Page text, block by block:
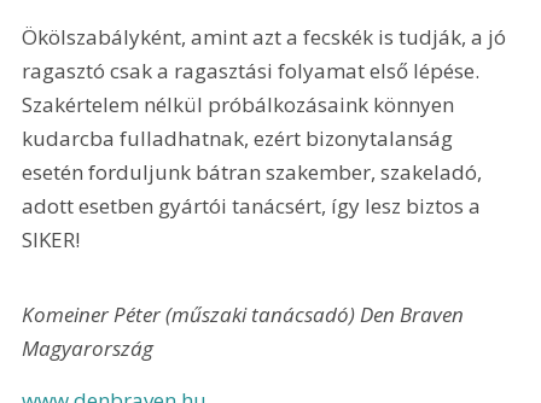
Ökölszabályként, amint azt a fecskék is tudják, a jó
ragasztó csak a ragasztási folyamat első lépése.
Szakértelem nélkül próbálkozásaink könnyen
kudarcba fulladhatnak, ezért bizonytalanság
esetén forduljunk bátran szakember, szakeladó,
adott esetben gyártói tanácsért, így lesz biztos a
SIKER!
Komeiner Péter (műszaki tanácsadó) Den Braven
Magyarország